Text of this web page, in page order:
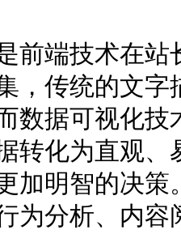
端技术在站
，传统的文
数据可视化
转化为直观
加明智的决
为分析、内